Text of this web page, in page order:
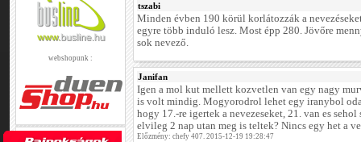
webshopunk :
tszabi
Minden évben 190 körül korlátozzák a
egyre több induló lesz. Most épp 280. Jövőre
sok nevező.
Janifan
Igen a mol kut mellett kozvetlen van egy nagy
is volt mindig. Mogyorodrol lehet egy iranybol
hogy 17.-re igertek a nevezeseket, 21. van es
elvileg 2 nap utan meg is teltek? Nincs egy het a
Előzmény: chefy 407. 2015-12-19 19:28:47